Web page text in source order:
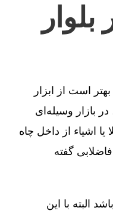
است از ابزار
بازار وسیله‌ای
اشیاء از داخل چاه
گفته
البته با این